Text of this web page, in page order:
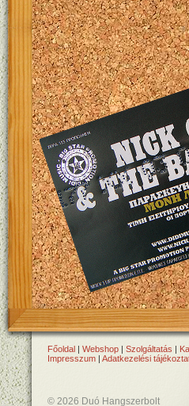
Főoldal | Webshop | Szolgáltatás |
Impresszum | Adatkezelési
© 2026 Duó Hangszerbolt